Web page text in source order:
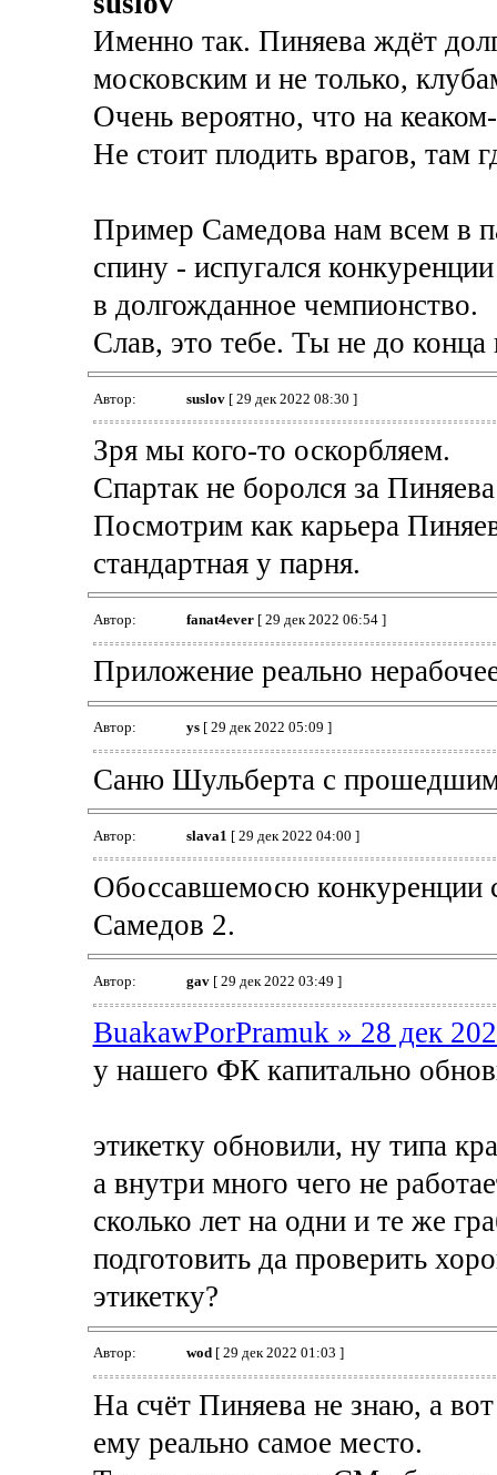
Именно так. Пиняева ждёт
московским и не только,
Очень вероятно, что на
Не стоит плодить врагов, там
Пример Самедова нам всем в
спину - испугался
в долгожданное чемпионство.
Слав, это тебе. Ты не до конца
Автор: suslov[ 29 дек 2022 08:30 ]
Зря мы кого-то оскорбляем.
Спартак не боролся за
Посмотрим как карьера
стандартная у парня.
Автор: fanat4ever[ 29 дек 2022 06:54 ]
Приложение реально
Автор: ys[ 29 дек 2022 05:09 ]
Саню Шульберта с
Автор: slava1 [ 29 дек 2022 04:00 ]
Обоссавшемосю конкуренции
Самедов 2.
Автор: gav[ 29 дек 2022 03:49 ]
BuakawPorPramuk » 28 дек
у нашего ФК капитально
этикетку обновили, ну типа
а внутри много чего не
сколько лет на одни и те же
подготовить да проверить
этикетку?
Автор: wod[ 29 дек 2022 01:03 ]
На счёт Пиняева не знаю, а
ему реально самое место.